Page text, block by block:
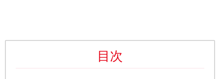
目次